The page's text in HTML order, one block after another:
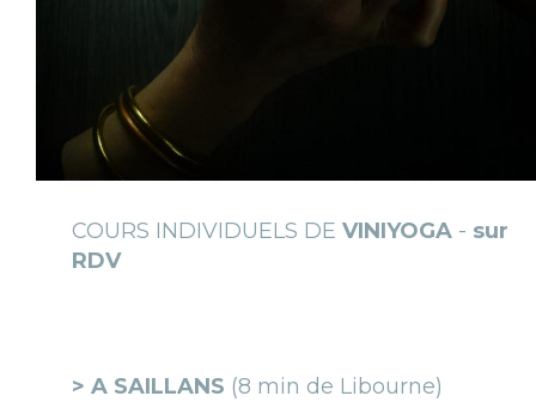
COURS INDIVIDUELS DE VINIYOGA - sur
RDV
> A SAILLANS (8 min de Libourne)